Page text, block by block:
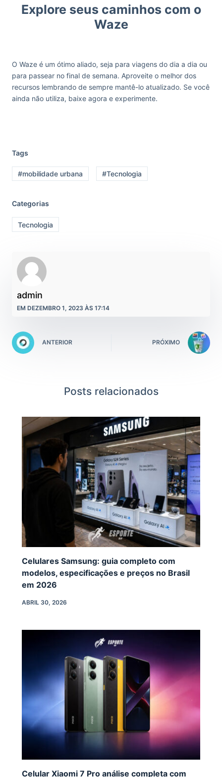
Explore seus caminhos com o
Waze
O Waze é um ótimo aliado, seja para viagens do dia a dia ou
para passear no final de semana. Aproveite o melhor dos
recursos lembrando de sempre mantê-lo atualizado. Se você
ainda não utiliza, baixe agora e experimente.
Tags
#mobilidade urbana #Tecnologia
Categorias
Tecnologia
admin
EM DEZEMBRO 1, 2023 ÀS 17:14
ANTERIOR PRÓXIMO
Posts relacionados
Celulares Samsung: guia completo com
modelos, especificações e preços no Brasil
em 2026
ABRIL 30, 2026
Celular Xiaomi 7 Pro análise completa com